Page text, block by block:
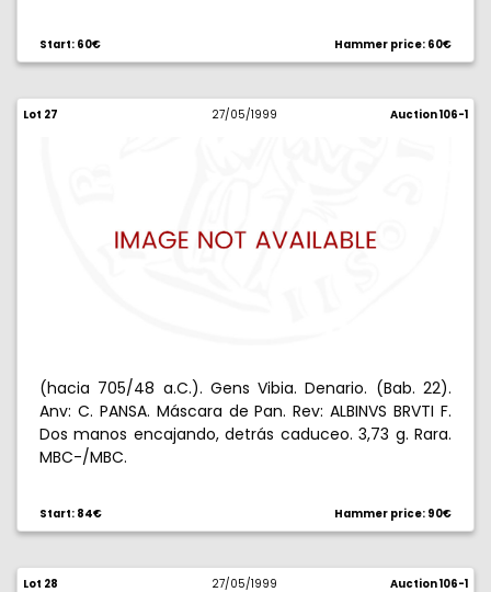
Start: 60€ Hammer price: 60€
Lot 27 27/05/1999 Auction 106-1
(hacia 705/48 a.C.). Gens Vibia. Denario. (Bab. 22).
Anv: C. PANSA. Máscara de Pan. Rev: ALBINVS BRVTI F.
Dos manos encajando, detrás caduceo. 3,73 g. Rara.
MBC-/MBC.
Start: 84€ Hammer price: 90€
Lot 28 27/05/1999 Auction 106-1